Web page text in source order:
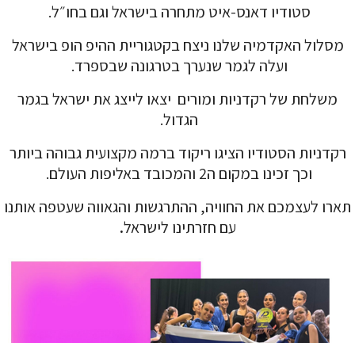
סטודיו דאנס-איט מתחרה בישראל וגם בחו״ל.
מסלול האקדמיה שלנו ניצח בקטגוריית ההיפ הופ בישראל
ועלה לגמר שנערך בטרגונה שבספרד.
משלחת של רקדניות ומורים יצאו לייצג את ישראל בגמר
הגדול.
רקדניות הסטודיו הציגו ריקוד ברמה מקצועית גבוהה ביותר
וכך זכינו במקום ה2 והמכובד באליפות העולם.
תארו לעצמכם את החוויה, ההתרגשות והגאווה שעטפה אותנו
עם חזרתינו לישראל.